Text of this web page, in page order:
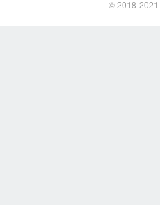
© 2018-2021